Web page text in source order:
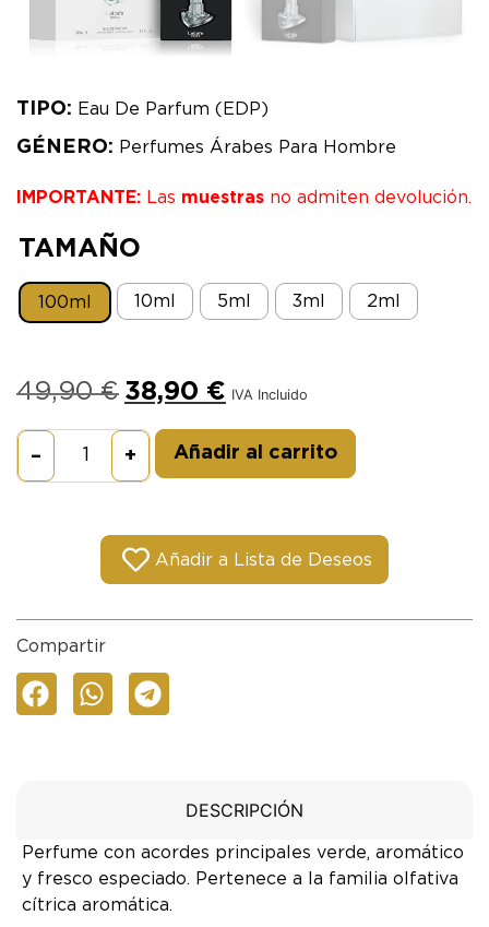
TIPO: Eau De Parfum (EDP)
GÉNERO: Perfumes Árabes Para Hombre
IMPORTANTE: Las muestras no admiten devolución.
TAMAÑO
100ml 10ml 5ml 3ml 2ml
49,90€ 38,90 € IVA Incluido
– + Añadir al carrito
Añadir a Lista de Deseos
Compartir
DESCRIPCIÓN
Perfume con acordes principales verde, aromático
y fresco especiado. Pertenece a la familia olfativa
cítrica aromática.